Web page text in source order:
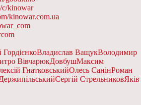
c/kinowar
kinowar.com.ua
ГордієнкоВладислав ВащукВолодимир
ВівчарюкДовбушМаксим
ГнатковськийОлесь СанінРоман
Сергій СтрельниковЯків